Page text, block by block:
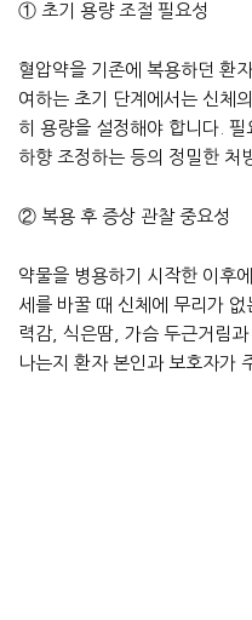
① 초기 용량 조절 필요성
혈압약을 기존에 복용하던 환
여하는 초기 단계에서는 신체
히 용량을 설정해야 합니다.
하향 조정하는 등의 정밀한 처
② 복용 후 증상 관찰 중요성
약물을 병용하기 시작한 이후
세를 바꿀 때 신체에 무리가 없
력감, 식은땀, 가슴 두근거림
나는지 환자 본인과 보호자가